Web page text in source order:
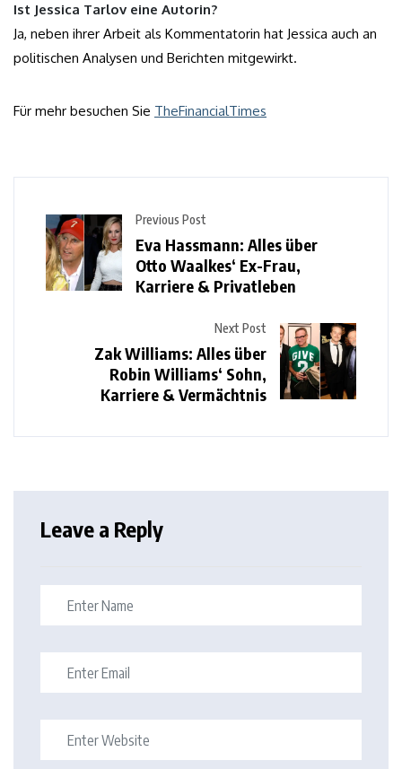
Ist Jessica Tarlov eine Autorin?
Ja, neben ihrer Arbeit als Kommentatorin hat Jessica auch an
politischen Analysen und Berichten mitgewirkt.
Für mehr besuchen Sie TheFinancialTimes
Previous Post
Eva Hassmann: Alles über
Otto Waalkes‘ Ex-Frau,
Karriere & Privatleben
Next Post
Zak Williams: Alles über
Robin Williams‘ Sohn,
Karriere & Vermächtnis
Leave a Reply